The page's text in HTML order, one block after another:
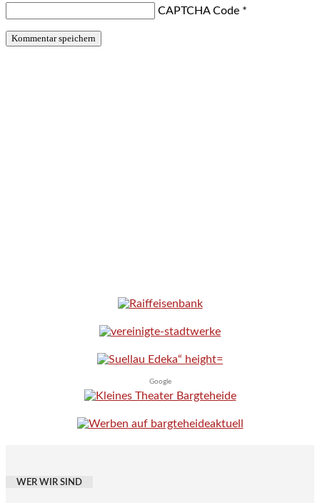
CAPTCHA Code *
Google
WER WIR SIND